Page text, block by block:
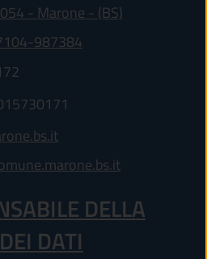
- Marone - (BS)
987384
DELLA
DATI